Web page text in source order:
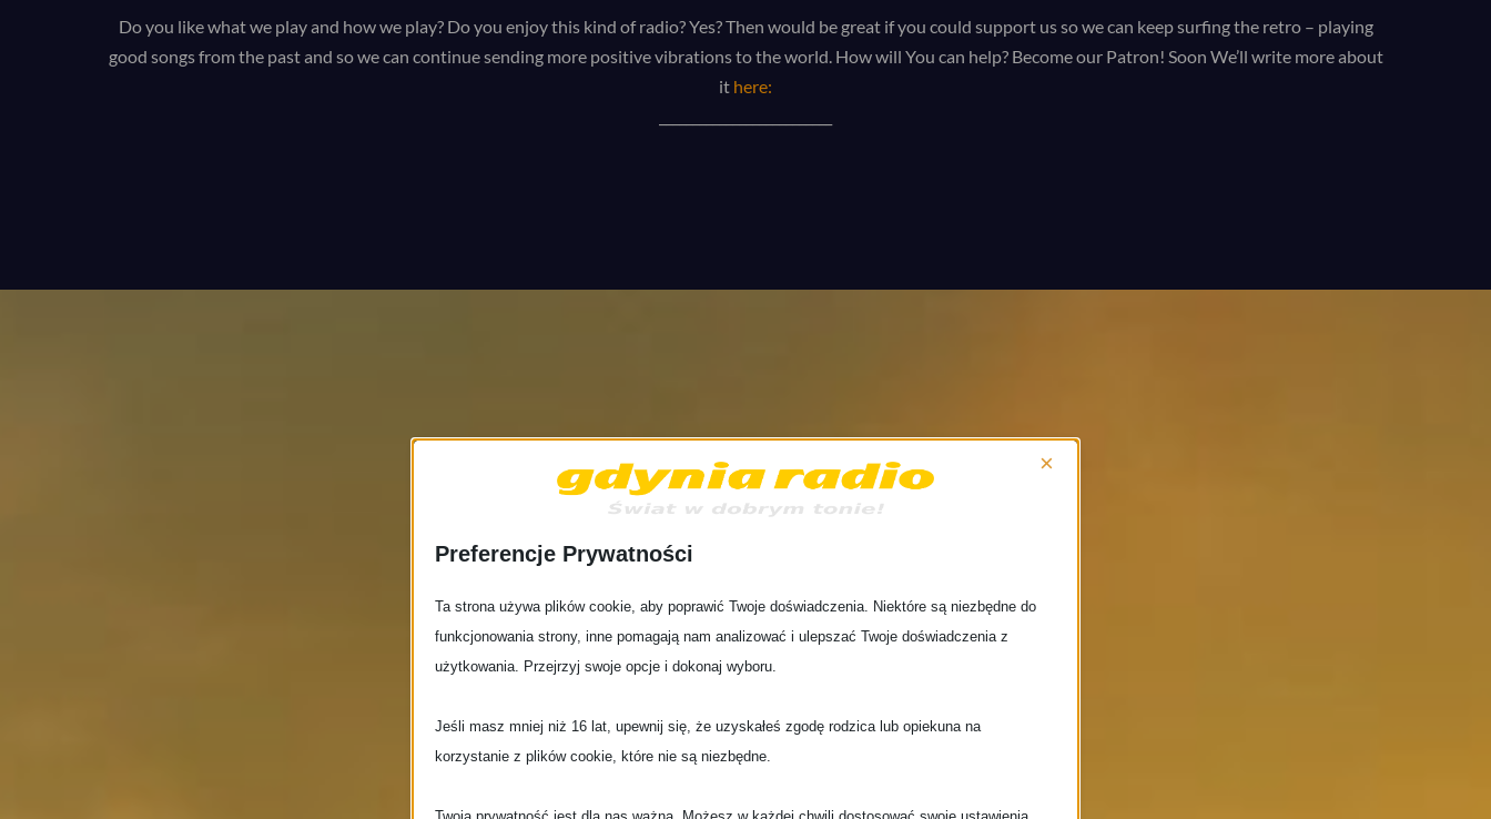
Do you like what we play and how we play? Do you enjoy this kind of radio? Yes? Then would be great if you could support us so we can keepsurfing the retro – playing
good songs from the past and so we can continue sending more positive vibrations to the world. How will You can help? Become our Patron! Soon We’ll write more about
it here:
Gdynia Radio – your online radio!
Preferencje Prywatności
×
Ta strona używa plików cookie, aby poprawić Twoje doświadczenia. Niektóre są niezbędne do
funkcjonowania strony, inne pomagają nam analizować i ulepszać Twoje doświadczenia z
użytkowania. Przejrzyj swoje opcje i dokonaj wyboru.
Jeśli masz mniej niż 16 lat, upewnij się, że uzyskałeś zgodę rodzica lub opiekuna na
korzystanie z plików cookie, które nie są niezbędne.